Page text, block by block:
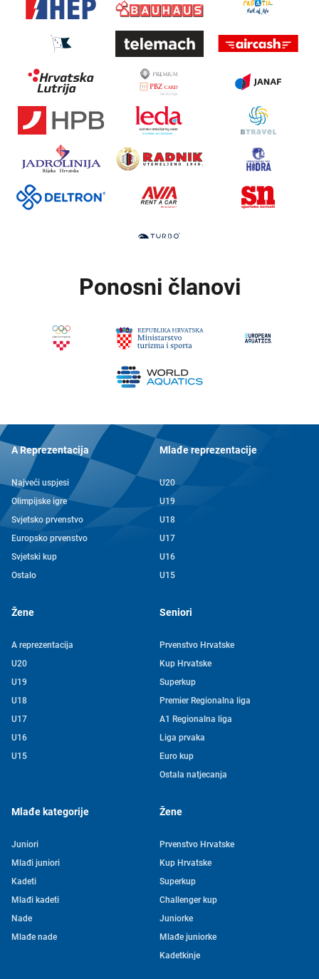
Ponosni članovi
A Reprezentacija
Najveći uspjesi
Olimpijske igre
Svjetsko prvenstvo
Europsko prvenstvo
Svjetski kup
Ostalo
Mlađe reprezentacije
U20
U19
U18
U17
U16
U15
Žene
A reprezentacija
U20
U19
U18
U17
U16
U15
Seniori
Prvenstvo Hrvatske
Kup Hrvatske
Superkup
Premier Regionalna liga
A1 Regionalna liga
Liga prvaka
Euro kup
Ostala natjecanja
Mlađe kategorije
Juniori
Mlađi juniori
Kadeti
Mlađi kadeti
Nade
Mlađe nade
Žene
Prvenstvo Hrvatske
Kup Hrvatske
Superkup
Challenger kup
Juniorke
Mlađe juniorke
Kadetkinje